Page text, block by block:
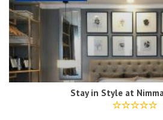
Stay in Style at